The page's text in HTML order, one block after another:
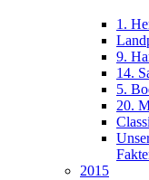
1.
9.
14.
5.
20.
2015